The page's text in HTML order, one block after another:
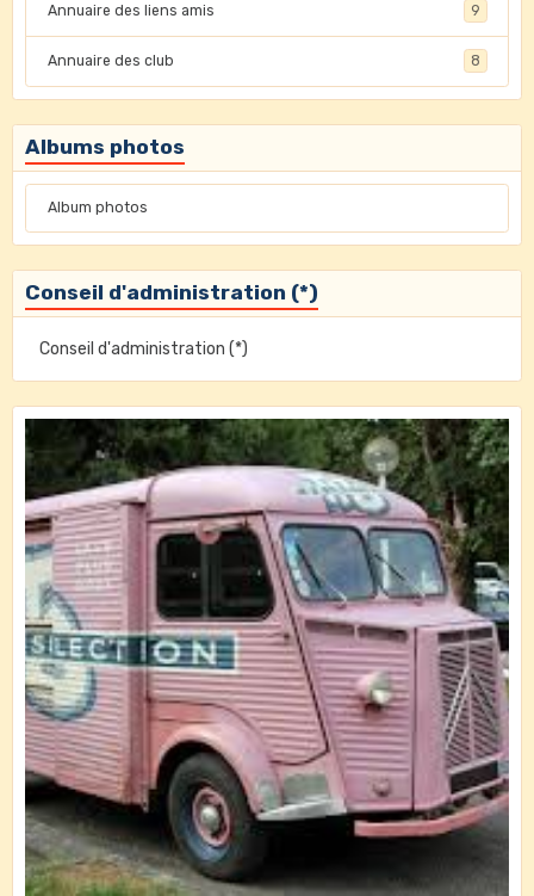
Annuaire des liens amis 9
Annuaire des club 8
Albums photos
Album photos
Conseil d'administration (*)
Conseil d'administration (*)